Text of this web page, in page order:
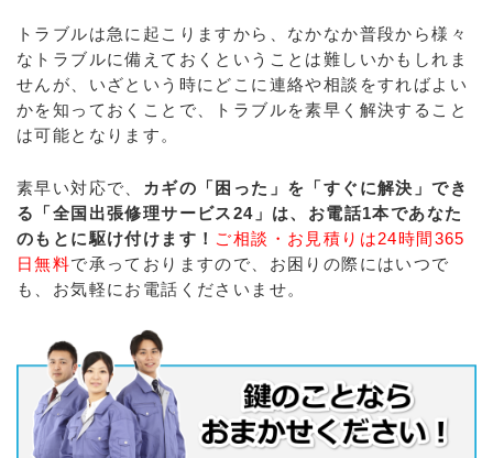
トラブルは急に起こりますから、なかなか普段から様々
なトラブルに備えておくということは難しいかもしれま
せんが、いざという時にどこに連絡や相談をすればよい
かを知っておくことで、トラブルを素早く解決すること
は可能となります。
素早い対応で、
カギの「困った」を「すぐに解決」でき
る「全国出張修理サービス24」は、お電話1本であなた
のもとに駆け付けます！ ご相談・お見積りは24時間365
日無料で承っておりますので、お困りの際にはいつで
も、お気軽にお電話くださいませ。